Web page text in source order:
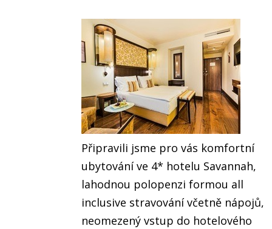
Připravili jsme pro vás komfortní
ubytování ve 4* hotelu Savannah,
lahodnou polopenzi formou all
inclusive stravování včetně nápojů,
neomezený vstup do hotelového